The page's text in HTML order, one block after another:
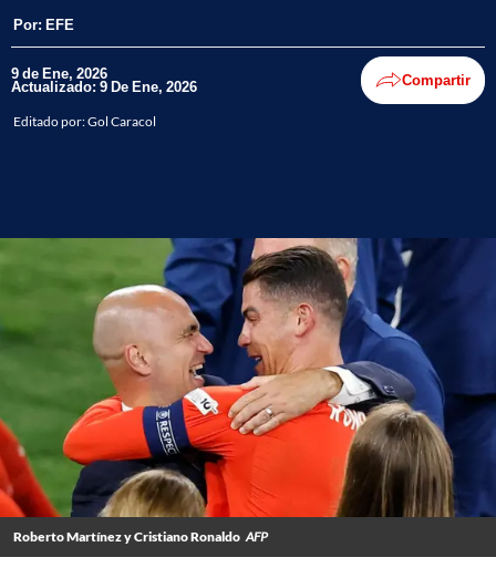
Por: EFE
9 de Ene, 2026
Actualizado: 9 De Ene, 2026 Compartir
Editado por:Gol Caracol
Roberto Martínez y Cristiano Ronaldo AFP